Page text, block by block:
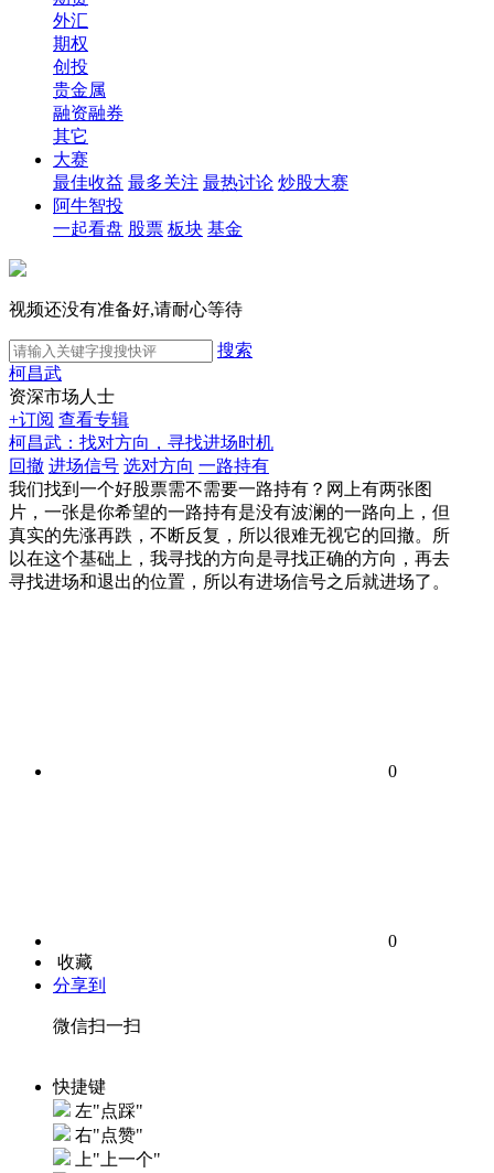
外汇
期权
创投
贵金属
融资融券
其它
大赛
最佳收益 最多关注 最热讨论 炒股大赛
阿牛智投
一起看盘 股票 板块 基金
视频还没有准备好,请耐心等待
搜索
柯昌武
资深市场人士
+订阅 查看专辑
柯昌武：找对方向，寻找进场时机
回撤 进场信号 选对方向 一路持有
我们找到一个好股票需不需要一路持有？网上有两张图
片，一张是你希望的一路持有是没有波澜的一路向上，但
真实的先涨再跌，不断反复，所以很难无视它的回撤。所
以在这个基础上，我寻找的方向是寻找正确的方向，再去
寻找进场和退出的位置，所以有进场信号之后就进场了。
0
0
收藏
分享到
微信扫一扫
快捷键
左"点踩"
右"点赞"
上"上一个"